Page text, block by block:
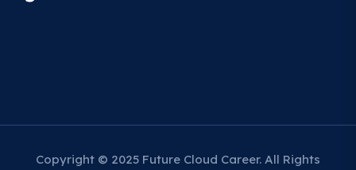
Copyright © 2025 Future Cloud Career. All Rights